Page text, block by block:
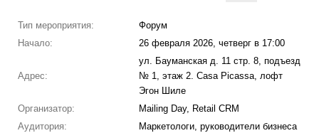
Тип мероприятия:
Форум
Начало:
26 февраля 2026, четверг в 17:00
Адрес:
ул. Бауманская д. 11 стр. 8, подъезд
№ 1, этаж 2. Casa Picassa, лофт
Эгон Шиле
Организатор:
Mailing Day, Retail CRM
Аудитория:
Маркетологи, руководители бизнеса